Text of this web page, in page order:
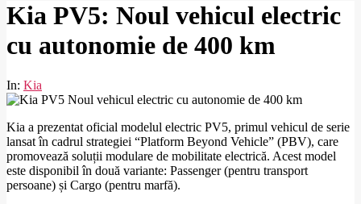
Kia PV5: Noul vehicul electric
cu autonomie de 400 km
In: Kia
Kia a prezentat oficial modelul electric PV5, primul vehicul de serie
lansat în cadrul strategiei “Platform Beyond Vehicle” (PBV), care
promovează soluții modulare de mobilitate electrică. Acest model
este disponibil în două variante: Passenger (pentru transport
persoane) și Cargo (pentru marfă).